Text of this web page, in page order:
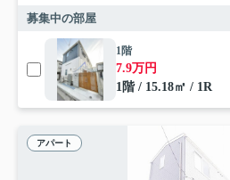
募集中の部屋
1階
7.9万円
1階 / 15.18㎡ / 1R
アパート